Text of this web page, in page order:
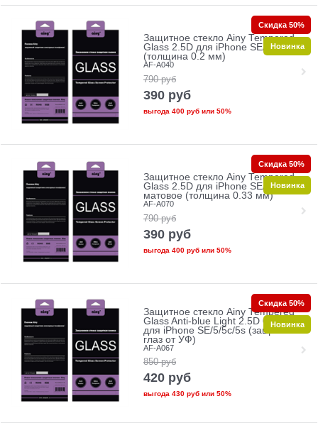
Защитное стекло Ainy Tempered
Glass 2.5D для iPhone SE/5/5c/5s
(толщина 0.2 мм)
AF-A040
790 руб
390 руб
выгода 400 рубили 50%
Скидка 50%
Новинка
Защитное стекло Ainy Tempered
Glass 2.5D для iPhone SE/5/5c/5s
матовое (толщина 0.33 мм)
AF-A070
790 руб
390 руб
выгода 400 рубили 50%
Скидка 50%
Новинка
Защитное стекло Ainy Tempered
Glass Anti-blue Light 2.5D 0.33mm
для iPhone SE/5/5c/5s (защита
глаз от УФ)
AF-A067
850 руб
420 руб
выгода 430 рубили 50%
Скидка 50%
Новинка